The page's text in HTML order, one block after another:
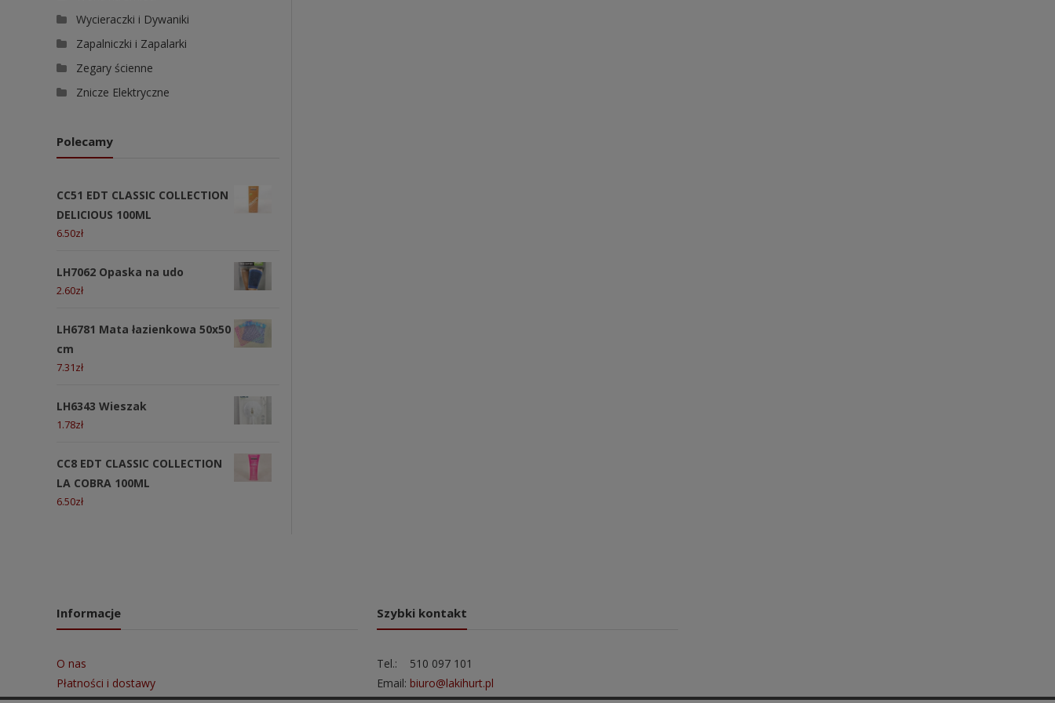
Wycieraczki i Dywaniki
Zapalniczki i Zapalarki
Zegary ścienne
Znicze Elektryczne
Polecamy
CC51 EDT CLASSIC COLLECTION
DELICIOUS 100ML
6.50zł
LH7062 Opaska na udo
2.60zł
LH6781 Mata łazienkowa 50x50
cm
7.31zł
LH6343 Wieszak
1.78zł
CC8 EDT CLASSIC COLLECTION
LA COBRA 100ML
6.50zł
Informacje
O nas
Płatności i dostawy
Szybki kontakt
Tel.: 510 097 101
Email: biuro@lakihurt.pl